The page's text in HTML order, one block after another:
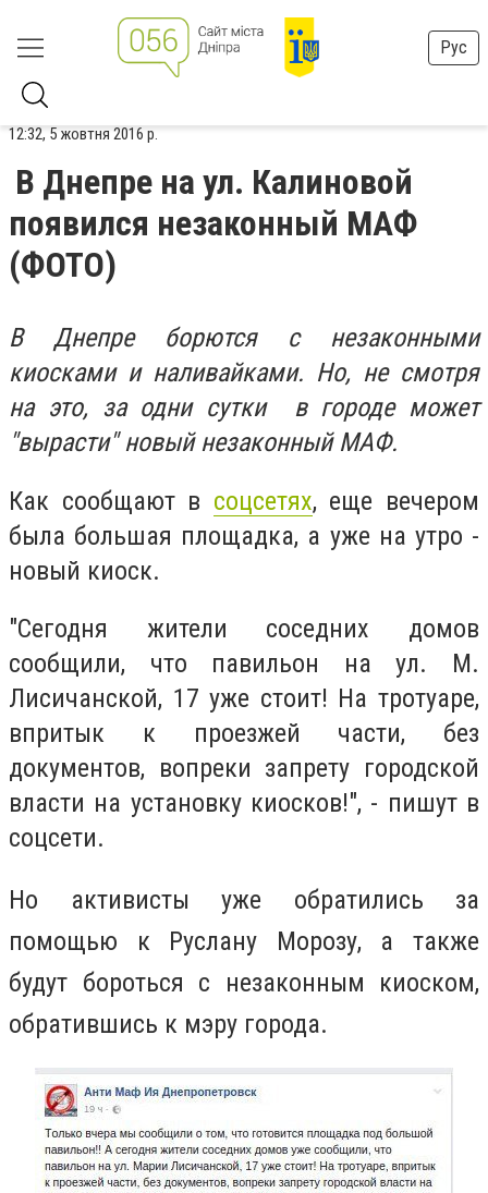
Рус
12:32, 5 жовтня 2016 р.
В Днепре на ул. Калиновой
появился незаконный МАФ
(ФОТО)
В Днепре борются c незаконными
киосками и наливайками. Но, не смотря
на это, за одни сутки в городе может
"вырасти" новый незаконный МАФ.
Как сообщают в соцсетях, еще вечером
была большая площадка, а уже на утро -
новый киоск.
"Сегодня жители соседних домов
сообщили, что павильон на ул. М.
Лисичанской, 17 уже стоит! На тротуаре,
впритык к проезжей части, без
документов, вопреки запрету городской
власти на установку киосков!", - пишут в
соцсети.
Но активисты уже обратились за
помощью к Руслану Морозу, а также
будут бороться с незаконным киоском,
обратившись к мэру города.